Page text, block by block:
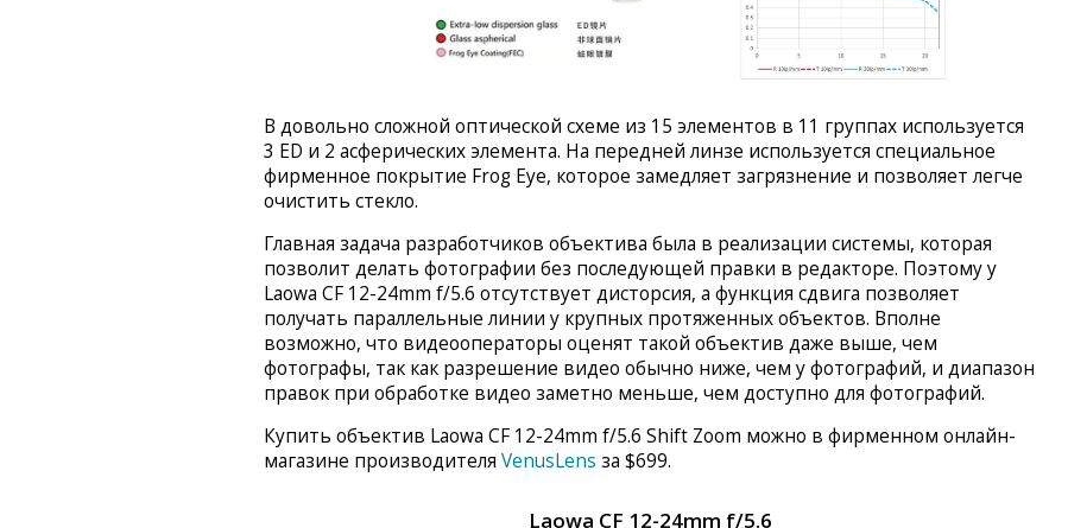
В довольно сложной оптической схеме из 15 элементов в 11 группах используется
3 ED и 2 асферических элемента. На передней линзе используется специальное
фирменное покрытие Frog Eye, которое замедляет загрязнение и позволяет легче
очистить стекло.
Главная задача разработчиков объектива была в реализации системы, которая
позволит делать фотографии без последующей правки в редакторе. Поэтому у
Laowa CF 12-24mm f/5.6 отсутствует дисторсия, а функция сдвига позволяет
получать параллельные линии у крупных протяженных объектов. Вполне
возможно, что видеооператоры оценят такой объектив даже выше, чем
фотографы, так как разрешение видео обычно ниже, чем у фотографий, и диапазон
правок при обработке видео заметно меньше, чем доступно для фотографий.
Купить объектив Laowa CF 12-24mm f/5.6 Shift Zoom можно в фирменном онлайн-
магазине производителя VenusLens за $699.
Laowa CF 12-24mm f/5.6